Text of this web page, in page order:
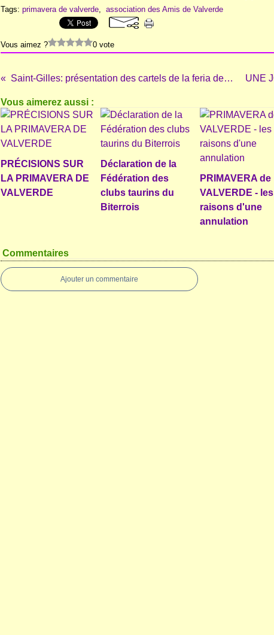
Tags: primavera de valverde, association des Amis de Valverde
Vous aimez ? 0 vote
Saint-Gilles: présentation des cartels de la feria de la pêche et de l'abricot 2021
Vous aimerez aussi :
PRÉCISIONS SUR
LA PRIMAVERA DE
VALVERDE
Déclaration de la
Fédération des
clubs taurins du
Biterrois
PRIMAVERA de
VALVERDE - les
raisons d'une
annulation
Commentaires
Ajouter un commentaire